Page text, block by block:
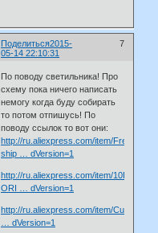
Поделиться 7
2015-
05-14 22:10:31
По поводу светильника! Про
схему пока ничего написать
немогу когда буду собирать
то потом отпишусь! По
поводу ссылок то вот они:
http://ru.aliexpress.com/item/Free-
ship … dVersion=1
http://ru.aliexpress.com/item/10PCS-
ORI … dVersion=1
http://ru.aliexpress.com/item/Customize
… dVersion=1